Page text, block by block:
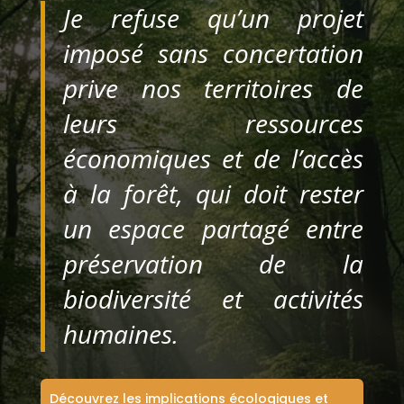
Je refuse qu’un projet
imposé sans concertation
prive nos territoires de
leurs ressources
économiques et de l’accès
à la forêt, qui doit rester
un espace partagé entre
préservation de la
biodiversité et activités
humaines.
Découvrez les implications écologiques et